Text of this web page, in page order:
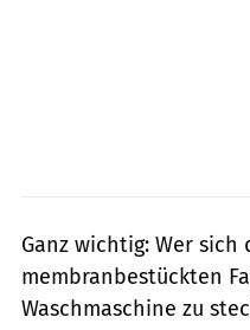
Ganz wichtig: Wer
membranbestückten
Waschmaschine zu